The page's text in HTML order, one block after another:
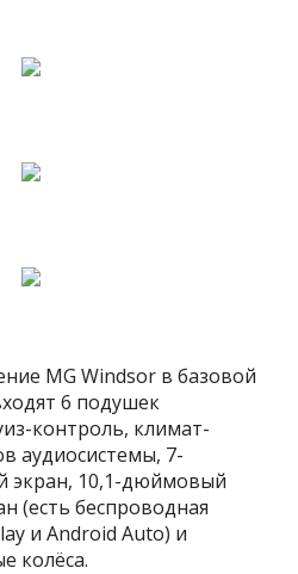
MG Windsor в базовой
6 подушек
контроль, климат-
аудиосистемы, 7-
10,1-дюймовый
(есть беспроводная
и Android Auto) и
колёса.